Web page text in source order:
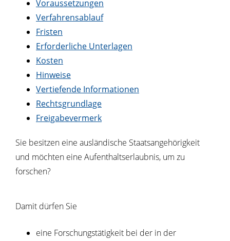
Voraussetzungen
Verfahrensablauf
Fristen
Erforderliche Unterlagen
Kosten
Hinweise
Vertiefende Informationen
Rechtsgrundlage
Freigabevermerk
Sie besitzen eine ausländische Staatsangehörigkeit
und möchten eine Aufenthaltserlaubnis, um zu
forschen?
Damit dürfen Sie
eine Forschungstätigkeit bei der in der